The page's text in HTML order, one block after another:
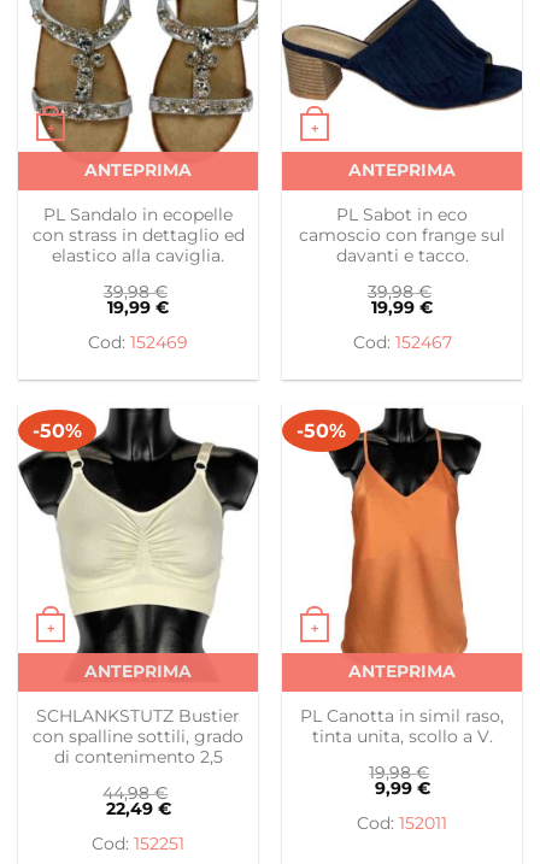
+
Questo prodotto ha più varianti. Le opzioni possono
ANTEPRIMA
PL Sandalo in ecopelle
con strass in dettaglio ed
elastico alla caviglia.
39,98€
19,99 €
152469
+
Questo prodotto ha più
ANTEPRIMA
PL Sabot in eco
camoscio con frange sul
davanti e tacco.
39,98€
19,99 €
152467
-50%
+
Questo prodotto ha più varianti. Le opzioni possono
ANTEPRIMA
SCHLANKSTUTZ Bustier
con spalline sottili, grado
di contenimento 2,5
44,98€
22,49 €
152251
-50%
+
Questo prodotto ha più
ANTEPRIMA
PL Canotta in simil raso,
tinta unita, scollo a V.
19,98€
9,99 €
152011